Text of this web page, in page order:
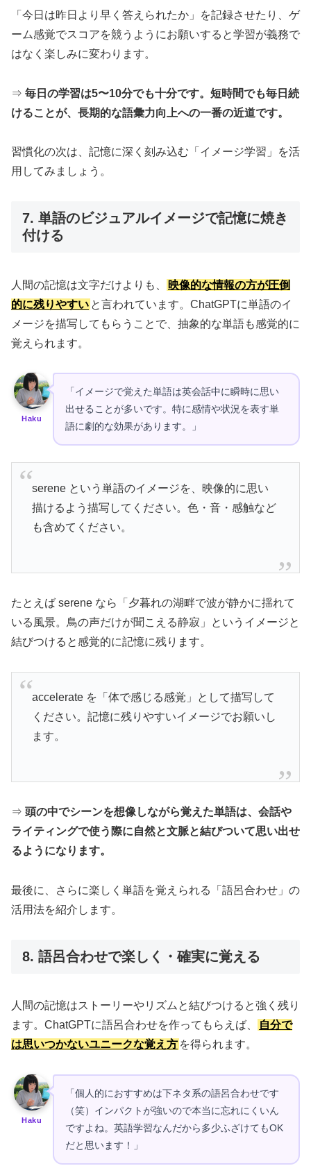
「今日は昨日より早く答えられたか」を記録させたり、ゲ
ーム感覚でスコアを競うようにお願いすると学習が義務で
はなく楽しみに変わります。
⇒ 毎日の学習は5〜10分でも十分です。短時間でも毎日続
けることが、長期的な語彙力向上への一番の近道です。
習慣化の次は、記憶に深く刻み込む「イメージ学習」を活
用してみましょう。
7. 単語のビジュアルイメージで記憶に焼き
付ける
人間の記憶は文字だけよりも、
映像的な情報の方が圧倒
的に残りやすい と言われています。ChatGPTに単語のイ
メージを描写してもらうことで、抽象的な単語も感覚的に
覚えられます。
Haku
「イメージで覚えた単語は英会話中に瞬時に思い
出せることが多いです。特に感情や状況を表す単
語に劇的な効果があります。」
serene という単語のイメージを、映像的に思い
描けるよう描写してください。色・音・感触など
も含めてください。
たとえば serene なら「夕暮れの湖畔で波が静かに揺れて
いる風景。鳥の声だけが聞こえる静寂」というイメージと
結びつけると感覚的に記憶に残ります。
accelerate を「体で感じる感覚」として描写して
ください。記憶に残りやすいイメージでお願いし
ます。
⇒ 頭の中でシーンを想像しながら覚えた単語は、会話や
ライティングで使う際に自然と文脈と結びついて思い出せ
るようになります。
最後に、さらに楽しく単語を覚えられる「語呂合わせ」の
活用法を紹介します。
8. 語呂合わせで楽しく・確実に覚える
人間の記憶はストーリーやリズムと結びつけると強く残り
ます。ChatGPTに語呂合わせを作ってもらえば、
自分で
は思いつかないユニークな覚え方 を得られます。
Haku
「個人的におすすめは下ネタ系の語呂合わせです
（笑）インパクトが強いので本当に忘れにくいん
ですよね。英語学習なんだから多少ふざけてもOK
だと思います！」